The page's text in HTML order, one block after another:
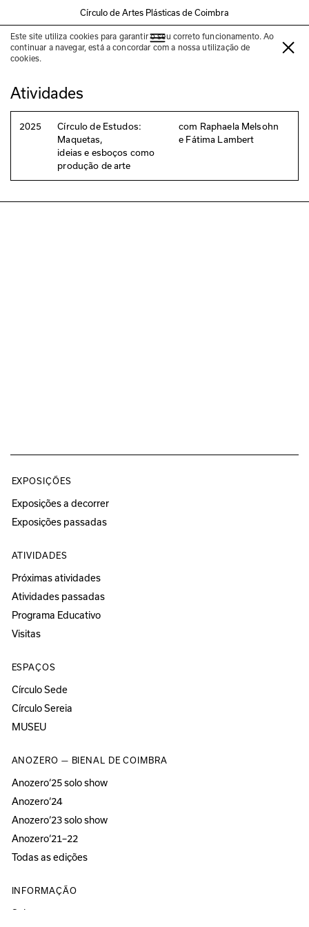
Círculo de Artes Plásticas de Coimbra
Este site utiliza cookies para garantir o seu correto funcionamento. Ao
continuar a navegar, está a concordar com a nossa utilização de
cookies.
Fátima Lambert
Atividades
2025
Círculo de Estudos:
Maquetas,
ideias e esboços como
produção de arte
com Raphaela Melsohn
e Fátima Lambert
EXPOSIÇÕES
Exposições a decorrer
Exposições passadas
ATIVIDADES
Próximas atividades
Atividades passadas
Programa Educativo
Visitas
ESPAÇOS
Círculo Sede
Círculo Sereia
MUSEU
ANOZERO — BIENAL DE COIMBRA
Anozero‘25 solo show
Anozero‘24
Anozero‘23 solo show
Anozero‘21–22
Todas as edições
INFORMAÇÃO
Sobre